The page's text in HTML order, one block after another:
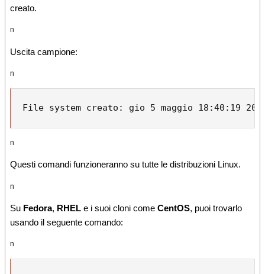
creato.
n
Uscita campione:
n
File system creato: gio 5 maggio 18:40:19
n
Questi comandi funzioneranno su tutte le distribuzioni Linux.
n
Su Fedora, RHEL e i suoi cloni come CentOS, puoi trovarlo
usando il seguente comando:
n